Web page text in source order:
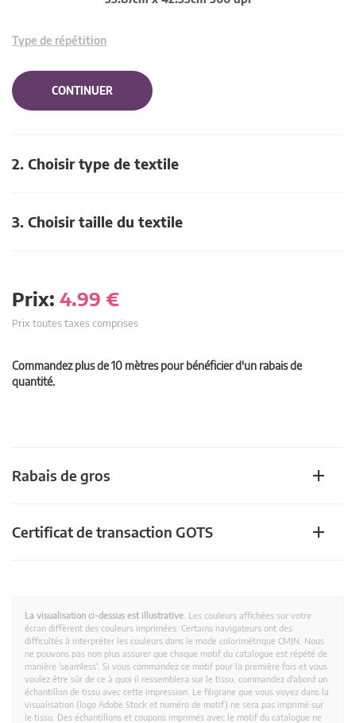
Type de répétition
CONTINUER
2. Choisir type de textile
3. Choisir taille du textile
Prix: 4.99 €
Prix toutes taxes comprises
Commandez plus de 10 mètres pour bénéficier d'un rabais de
quantité.
Rabais de gros
Certificat de transaction GOTS
La visualisation ci-dessus est illustrative. Les couleurs affichées sur votre
écran diffèrent des couleurs imprimées. Certains navigateurs ont des
difficultés à interpréter les couleurs dans le mode colorimétrique CMJN. Nous
ne pouvons pas non plus assurer que chaque motif du catalogue est répété de
manière 'seamless'. Si vous commandez ce motif pour la première fois et vous
voulez être sûr de ce à quoi il ressemblera sur le tissu, commandez d'abord un
échantillon de tissu avec cette impression. Le filigrane que vous voyez dans la
visualisation (logo Adobe Stock et numéro de motif) ne sera pas imprimé sur
le tissu. Des échantillons et coupons imprimés avec le motif du catalogue ne